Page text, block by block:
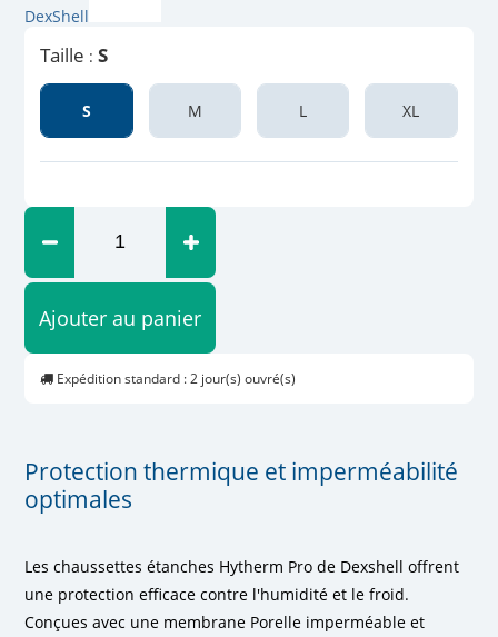
DexShell
Taille :S
S M L XL
Ajouter au panier
Expédition standard : 2 jour(s) ouvré(s)
Protection thermique et imperméabilité
optimales
Les chaussettes étanches Hytherm Pro de Dexshell offrent
une protection efficace contre l'humidité et le froid.
Conçues avec une membrane Porelle imperméable et